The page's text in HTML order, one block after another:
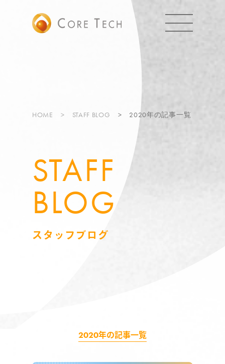
HOME STAFF BLOG 2020年の記事一覧
STAFF
BLOG
スタッフブログ
2020年の記事一覧